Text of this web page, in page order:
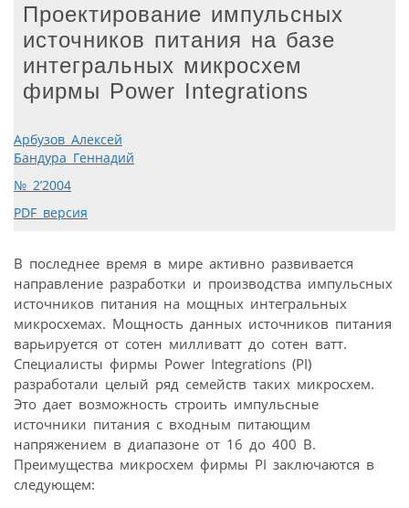
Проектирование импульсных
источников питания на базе
интегральных микросхем
фирмы Power Integrations
Арбузов Алексей
Бандура Геннадий
№ 2’2004
PDF версия
В последнее время в мире активно развивается
направление разработки и производства импульсных
источников питания на мощных интегральных
микросхемах. Мощность данных источников питания
варьируется от сотен милливатт до сотен ватт.
Специалисты фирмы Power Integrations (PI)
разработали целый ряд семейств таких микросхем.
Это дает возможность строить импульсные
источники питания с входным питающим
напряжением в диапазоне от 16 до 400 В.
Преимущества микросхем фирмы PI заключаются в
следующем: